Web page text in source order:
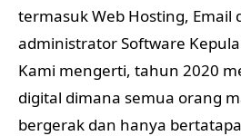
termasuk Web Hosting, Email
administrator Software
Kami mengerti, tahun 2020
digital dimana semua orang
bergerak dan hanya